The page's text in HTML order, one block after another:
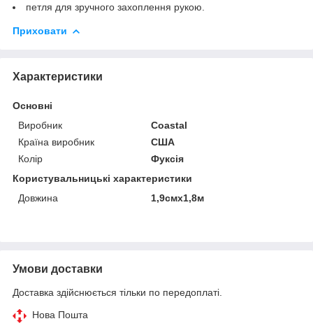
петля для зручного захоплення рукою.
Приховати
Характеристики
Основні
Виробник
Coastal
Країна виробник
США
Колір
Фуксія
Користувальницькі характеристики
Довжина
1,9смх1,8м
Умови доставки
Доставка здійснюється тільки по передоплаті.
Нова Пошта